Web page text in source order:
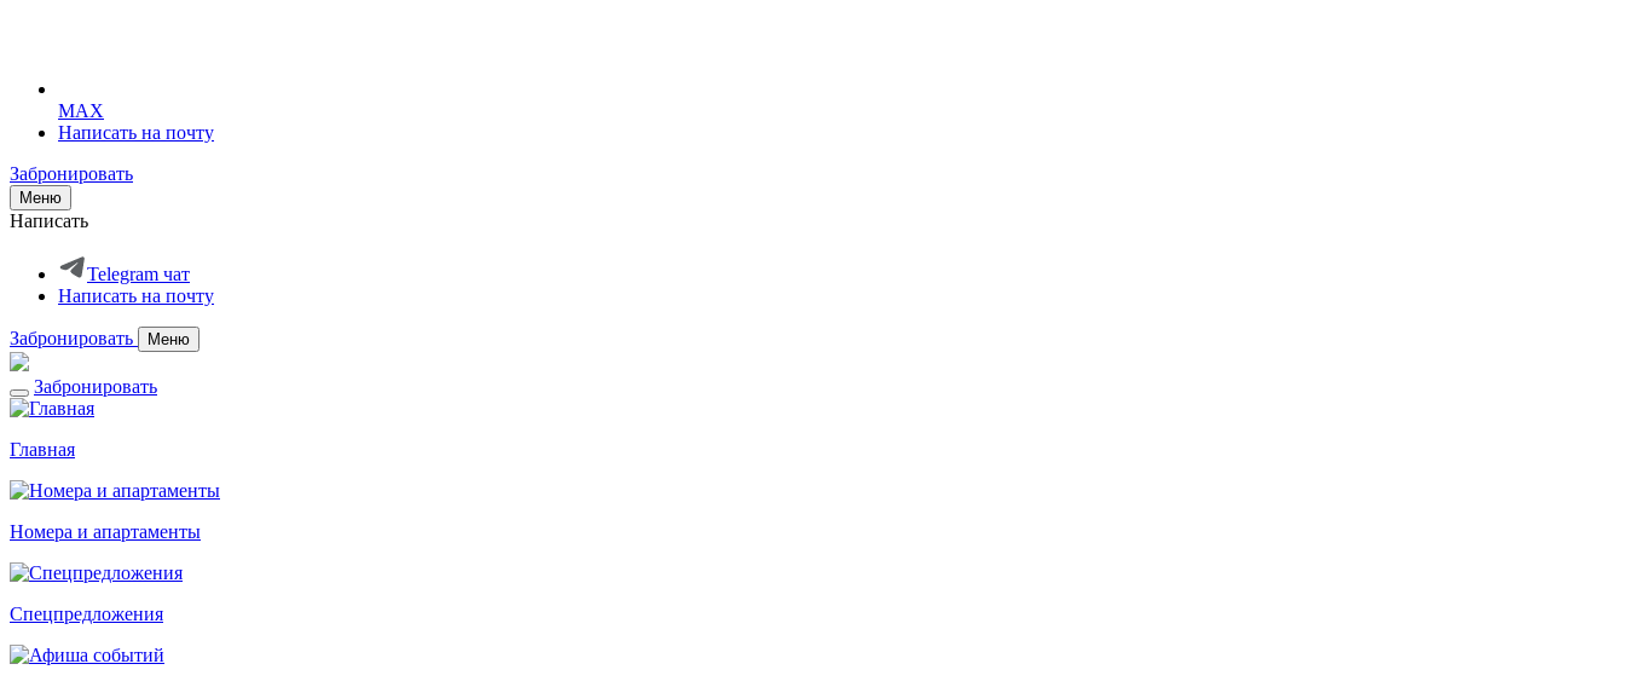
MAX
Написать на почту
Забронировать
Меню
Написать
Telegram чат
Написать на почту
Забронировать Меню
Забронировать
Главная
Номера и апартаменты
Спецпредложения